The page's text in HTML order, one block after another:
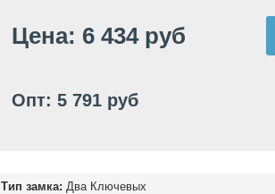
Цена: 6 434 руб
Опт: 5 791 руб
Тип замка: Два Ключевых